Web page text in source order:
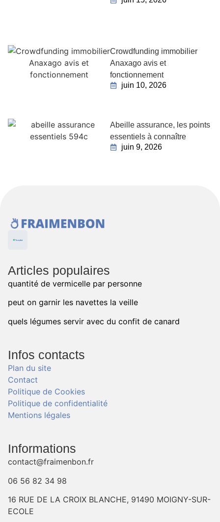
Crowdfunding immobilier
Anaxago avis et
fonctionnement
juin 10, 2026
Abeille assurance, les points
essentiels à connaître
juin 9, 2026
Articles populaires
quantité de vermicelle par personne
peut on garnir les navettes la veille
quels légumes servir avec du confit de canard
Infos contacts
Plan du site
Contact
Politique de Cookies
Politique de confidentialité
Mentions légales
Informations
contact@fraimenbon.fr
06 56 82 34 98
16 RUE DE LA CROIX BLANCHE, 91490 MOIGNY-SUR-
ECOLE